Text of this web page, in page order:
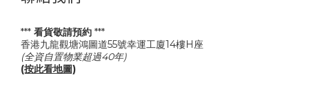
*** 看貨敬請預約 ***
香港九龍觀塘鴻圖道55號幸運工廈14樓H座
(全資自置物業超過40年)
(按此看地圖)